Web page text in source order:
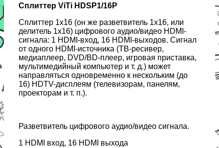
Сплиттер ViTi HDSP1/16P
Сплиттер 1x16 (он же разветвитель 1x16, или
делитель 1x16) цифрового аудио/видео HDMI-
сигнала: 1 HDMI-вход, 16 HDMI-выходов. Сигнал
от одного HDMI-источника (ТВ-ресивер,
медиаплеер, DVD/BD-плеер, игровая приставка,
мультимедийный компьютер и т. д.) может
направляться одновременно к нескольким (до
16) HDTV-дисплеям (телевизорам, панелям,
проекторам и т. п.).
Разветвитель цифрового аудио/видео сигнала.
1 HDMI вход, 16 HDMI выхода